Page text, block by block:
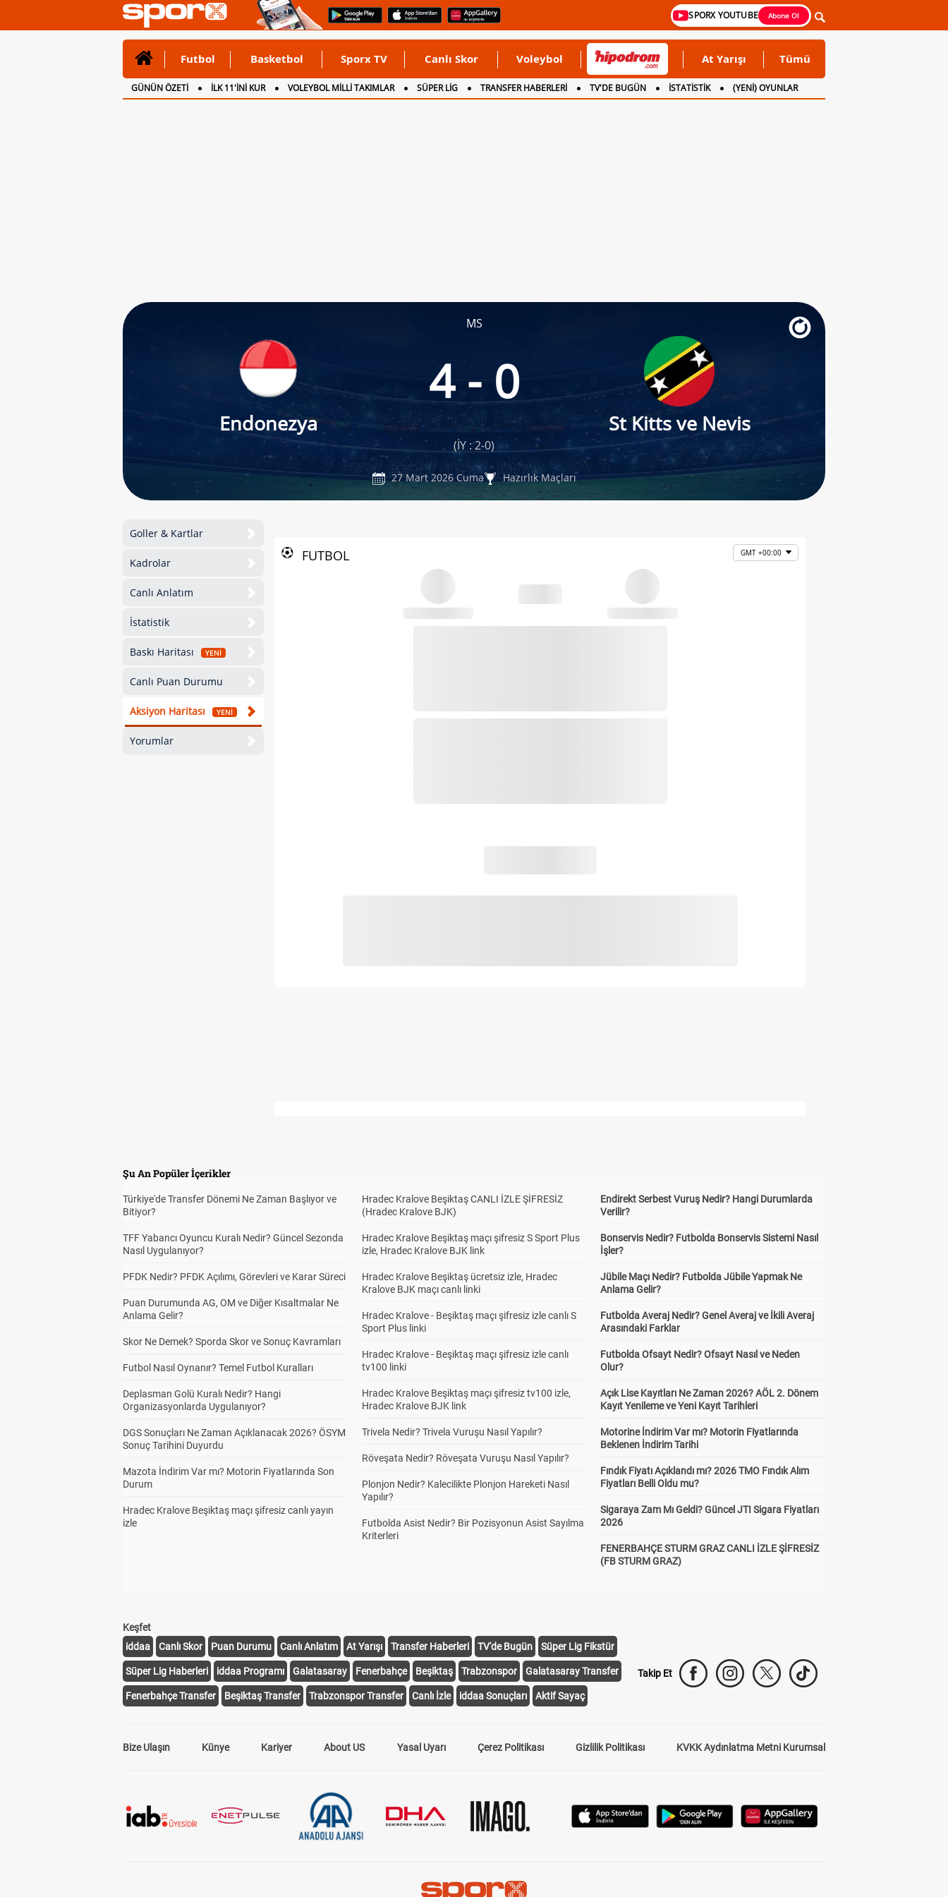
SPORX YOUTUBE Abone Ol
Futbol Basketbol Sporx TV Canlı Skor Voleybol At Yarışı Tümü
GÜNÜN ÖZETİ İLK 11'İNİ KUR VOLEYBOL MİLLİ TAKIMLAR SÜPER LİG TRANSFER HABERLERİ TV'DE BUGÜN İSTATİSTİK
(YENİ) OYUNLAR
CANLI ANLATIM
İNGİLTERE
MS
Endonezya
4 - 0
St Kitts ve Nevis
(İY : 2-0)
27 Mart 2026 Cuma Hazırlık Maçları
Goller & Kartlar
Kadrolar
Canlı Anlatım
İstatistik
Baskı Haritası YENİ
Canlı Puan Durumu
Aksiyon Haritası YENİ
Yorumlar
FUTBOL GMT +00:00
Şu An Popüler İçerikler
Türkiye'de Transfer Dönemi Ne Zaman Başlıyor ve
Bitiyor?
TFF Yabancı Oyuncu Kuralı Nedir? Güncel Sezonda
Nasıl Uygulanıyor?
PFDK Nedir? PFDK Açılımı, Görevleri ve Karar Süreci
Puan Durumunda AG, OM ve Diğer Kısaltmalar Ne
Anlama Gelir?
Skor Ne Demek? Sporda Skor ve Sonuç Kavramları
Futbol Nasıl Oynanır? Temel Futbol Kuralları
Deplasman Golü Kuralı Nedir? Hangi
Organizasyonlarda Uygulanıyor?
DGS Sonuçları Ne Zaman Açıklanacak 2026? ÖSYM
Sonuç Tarihini Duyurdu
Mazota İndirim Var mı? Motorin Fiyatlarında Son
Durum
Hradec Kralove Beşiktaş maçı şifresiz canlı yayın
izle
Hradec Kralove Beşiktaş CANLI İZLE ŞİFRESİZ
(Hradec Kralove BJK)
Hradec Kralove Beşiktaş maçı şifresiz S Sport Plus
izle, Hradec Kralove BJK link
Hradec Kralove Beşiktaş ücretsiz izle, Hradec
Kralove BJK maçı canlı linki
Hradec Kralove - Beşiktaş maçı şifresiz izle canlı S
Sport Plus linki
Hradec Kralove - Beşiktaş maçı şifresiz izle canlı
tv100 linki
Hradec Kralove Beşiktaş maçı şifresiz tv100 izle,
Hradec Kralove BJK link
Trivela Nedir? Trivela Vuruşu Nasıl Yapılır?
Röveşata Nedir? Röveşata Vuruşu Nasıl Yapılır?
Plonjon Nedir? Kalecilikte Plonjon Hareketi Nasıl
Yapılır?
Futbolda Asist Nedir? Bir Pozisyonun Asist Sayılma
Kriterleri
Endirekt Serbest Vuruş Nedir? Hangi Durumlarda
Verilir?
Bonservis Nedir? Futbolda Bonservis Sistemi Nasıl
İşler?
Jübile Maçı Nedir? Futbolda Jübile Yapmak Ne
Anlama Gelir?
Futbolda Averaj Nedir? Genel Averaj ve İkili Averaj
Arasındaki Farklar
Futbolda Ofsayt Nedir? Ofsayt Nasıl ve Neden
Olur?
Açık Lise Kayıtları Ne Zaman 2026? AÖL 2. Dönem
Kayıt Yenileme ve Yeni Kayıt Tarihleri
Motorine İndirim Var mı? Motorin Fiyatlarında
Beklenen İndirim Tarihi
Fındık Fiyatı Açıklandı mı? 2026 TMO Fındık Alım
Fiyatları Belli Oldu mu?
Sigaraya Zam Mı Geldi? Güncel JTI Sigara Fiyatları
2026
FENERBAHÇE STURM GRAZ CANLI İZLE ŞİFRESİZ
(FB STURM GRAZ)
Keşfet
iddaa
Canlı Skor Puan Durumu Canlı Anlatım At Yarışı Transfer Haberleri TV'de Bugün Süper Lig Fikstür
Süper Lig Haberleri iddaa Programı Galatasaray Fenerbahçe Beşiktaş Trabzonspor Galatasaray Transfer
Fenerbahçe Transfer Beşiktaş Transfer Trabzonspor Transfer Canlı İzle iddaa Sonuçları Aktif Sayaç
Takip Et
Bize Ulaşın Künye Kariyer About US Yasal Uyarı Çerez Politikası Gizlilik Politikası KVKK Aydınlatma Metni Kurumsal